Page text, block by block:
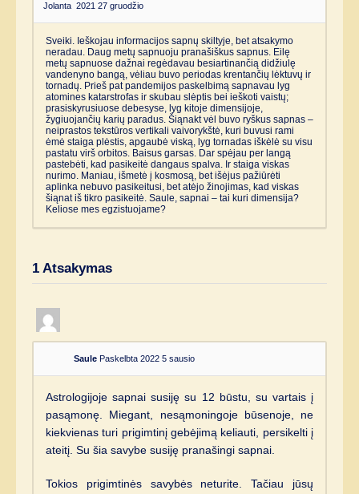
Jolanta 2021 27 gruodžio
Sveiki. Ieškojau informacijos sapnų skiltyje, bet atsakymo
neradau. Daug metų sapnuoju pranašiškus sapnus. Eilę
metų sapnuose dažnai regėdavau besiartinančią didžiulę
vandenyno bangą, vėliau buvo periodas krentančių lėktuvų ir
tornadų. Prieš pat pandemijos paskelbimą sapnavau lyg
atomines katarstrofas ir skubau slėptis bei ieškoti vaistų;
prasiskyrusiuose debesyse, lyg kitoje dimensijoje,
žygiuojančių karių paradus. Šiąnakt vėl buvo ryškus sapnas –
neiprastos tekstūros vertikali vaivorykštė, kuri buvusi rami
ėmė staiga plėstis, apgaubė viską, lyg tornadas iškėlė su visu
pastatu virš orbitos. Baisus garsas. Dar spėjau per langą
pastebėti, kad pasikeitė dangaus spalva. Ir staiga viskas
nurimo. Maniau, išmetė į kosmosą, bet išėjus pažiūrėti
aplinka nebuvo pasikeitusi, bet atėjo žinojimas, kad viskas
šiąnat iš tikro pasikeitė. Saule, sapnai – tai kuri dimensija?
Keliose mes egzistuojame?
1 Atsakymas
Saule Paskelbta 2022 5 sausio
Astrologijoje sapnai susiję su 12 būstu, su vartais į
pasąmonę. Miegant, nesąmoningoje būsenoje, ne
kiekvienas turi prigimtinį gebėjimą keliauti, persikelti į
ateitį. Su šia savybe susiję pranašingi sapnai.
Tokios prigimtinės savybės neturite. Tačiau jūsų